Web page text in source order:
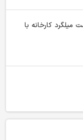
میلگرد کارخانه با